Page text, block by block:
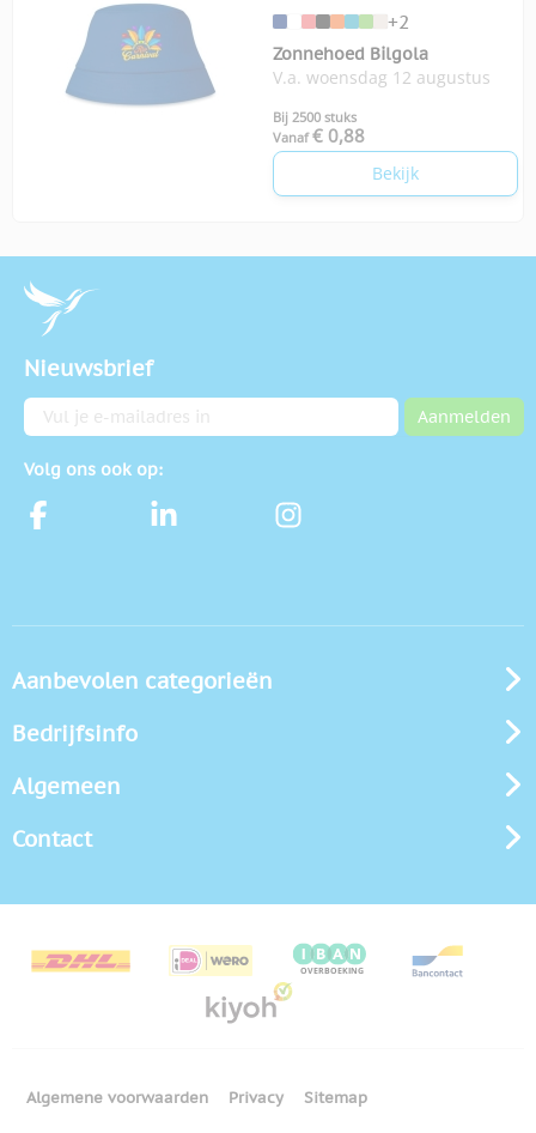
+2
Zonnehoed Bilgola
V.a. woensdag 12 augustus
Bij 2500 stuks
Vanaf € 0,88
Bekijk
Nieuwsbrief
E-mailadres Aanmelden
Volg ons ook op:
Aanbevolen categorieën
Bedrijfsinfo
Algemeen
Contact
Algemene voorwaarden Privacy Sitemap